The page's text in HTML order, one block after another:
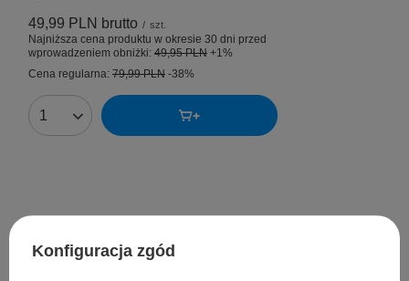
49,99 PLN brutto / szt.
Najniższa cena produktu w okresie 30 dni przed
wprowadzeniem obniżki: 49,95 PLN +1%
Cena regularna: 79,99 PLN -38%
Ilość produktów
Blog
Konfiguracja zgód